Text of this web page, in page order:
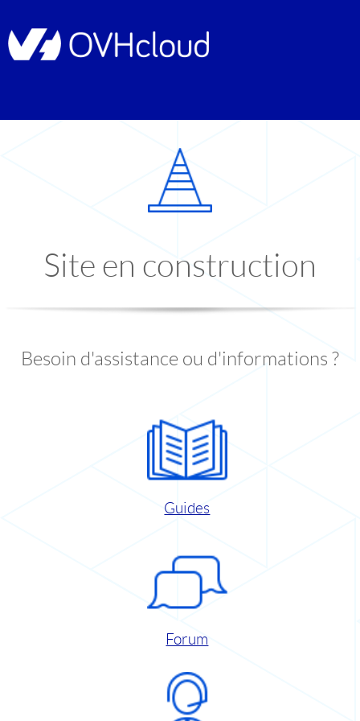
Site en construction
Besoin d'assistance ou d'informations ?
Guides
Forum